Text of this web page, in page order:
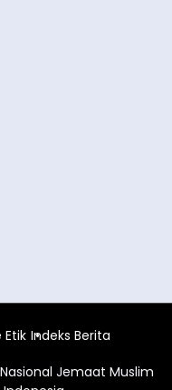
Etik Indeks Berita
Jemaat Muslim